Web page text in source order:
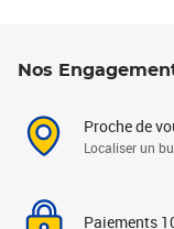
Nos
Proche de
Localiser un
Paiements